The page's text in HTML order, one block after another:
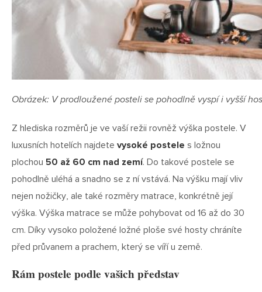
Obrázek: V prodloužené posteli se pohodlně vyspí i vyšší
Z hlediska rozměrů je ve vaší režii rovněž výška postele. V
luxusních hotelích najdete vysoké postele s ložnou
plochou 50 až 60 cm nad zemí. Do takové postele se
pohodlně uléhá a snadno se z ní vstává. Na výšku mají vliv
nejen nožičky, ale také rozměry matrace, konkrétně její
výška. Výška matrace se může pohybovat od 16 až do 30
cm. Díky vysoko položené ložné ploše své hosty chráníte
před průvanem a prachem, který se víří u země.
Rám postele podle vašich představ